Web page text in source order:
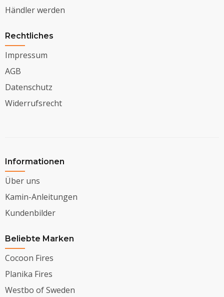
Händler werden
Rechtliches
Impressum
AGB
Datenschutz
Widerrufsrecht
Informationen
Über uns
Kamin-Anleitungen
Kundenbilder
Beliebte Marken
Cocoon Fires
Planika Fires
Westbo of Sweden